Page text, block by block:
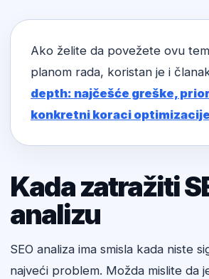
Ako želite da povežete ovu
planom rada, koristan je i
depth: najčešće greške,
konkretni koraci optimizacije
Kada zatražiti
analizu
SEO analiza ima smisla kada niste
najveći problem. Možda mislite da